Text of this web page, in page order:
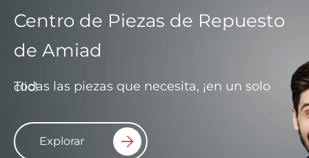
Centro de Piezas de Repuesto
de Amiad
Todas las piezas que necesita, ¡en un solo clic!
Explorar